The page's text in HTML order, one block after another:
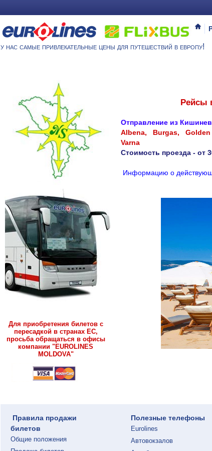
у нас самые привлекательные цены для путешествий в европу!
Для приобретения билетов с
пересадкой в странах ЕС,
просьба обращаться в офисы
компании "EUROLINES
MOLDOVA"
Рейсы
Отправление из
Albena,
Burgas, Golden
Varna
Стоимость проезда - от
Информацию о действую
Правила продажи
билетов
Общие положения
Полезные телефоны
Eurolines
Автовокзалов